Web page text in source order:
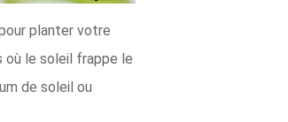
planter votre
où le soleil frappe le
de soleil ou